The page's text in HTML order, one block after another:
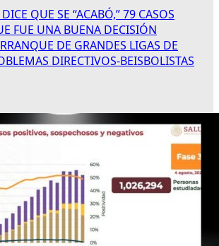
QUE SE “ACABÓ,” 79 CASOS
FUE UNA BUENA DECISIÓN
DE GRANDES LIGAS DE
DIRECTIVOS-BEISBOLISTAS